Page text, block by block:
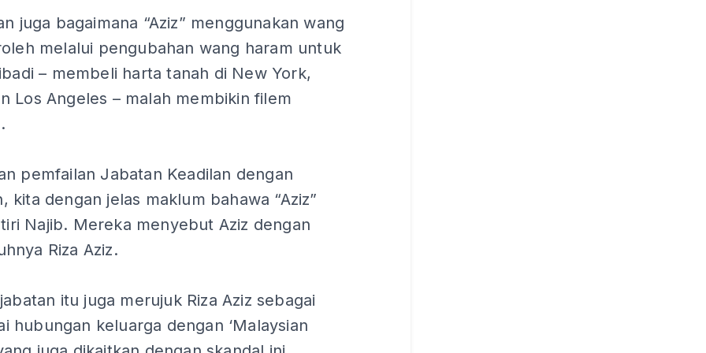
juga bagaimana “Aziz” menggunakan wang
melalui pengubahan wang haram untuk
– membeli harta tanah di New York,
Los Angeles – malah membikin filem
pemfailan Jabatan Keadilan dengan
kita dengan jelas maklum bahawa “Aziz”
Najib. Mereka menyebut Aziz dengan
Riza Aziz.
itu juga merujuk Riza Aziz sebagai
hubungan keluarga dengan ‘Malaysian